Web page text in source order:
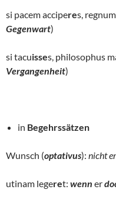
si pacem acciperes,
Gegenwart)
si tacuisses, philosophus
Vergangenheit)
in Begehrssätzen
Wunsch (optativus): nicht
utinam legeret: wenn er